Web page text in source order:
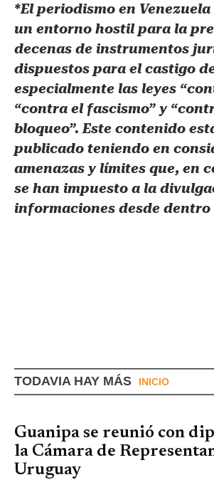
*El periodismo en Venezuela
un entorno hostil para la
decenas de instrumentos
dispuestos para el castigo
especialmente las leyes
“contra el fascismo” y
bloqueo”. Este contenido
publicado teniendo en
amenazas y límites que, en
se han impuesto a la
informaciones desde dentro
TODAVIA HAY MÁS INICIO
Guanipa se reunió con
la Cámara de
Uruguay